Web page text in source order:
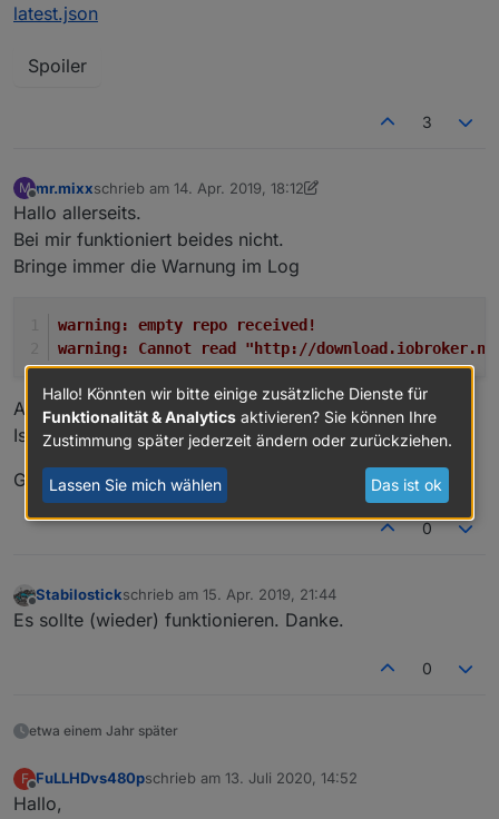
latest.json
Spoiler
3
M
Offline
mr.mixxschrieb am 14. Apr. 2019, 18:12
zuletzt editiert von Negalein
Hallo allerseits.
Bei mir funktioniert beides nicht.
Bringe immer die Warnung im Log
warning: empty repo received!
warning: Cannot read "http://
Auch die "live" Adressen bringen denselben Fehler .
Ist da aktuell was in der Mache ?
Gruß
0
Offline
Stabilostickschrieb am 15. Apr. 2019, 21:44
zuletzt editiert von
Es sollte (wieder) funktionieren. Danke.
0
etwa einem Jahr später
F
Offline
FuLLHDvs480pschrieb am 13. Juli 2020, 14:52
zuletzt editiert von
Hallo,
Hallo! Könnten wir bitte einige zusätzliche Dienste für
Funktionalität & Analytics aktivieren? Sie können Ihre
Zustimmung später jederzeit ändern oder zurückziehen.
Lassen Sie mich wählen Das ist ok